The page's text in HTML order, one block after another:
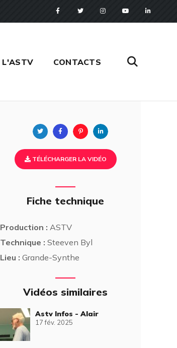
L'ASTV CONTACTS
Twitter FacebookPinterest
TÉLÉCHARGER LA VIDÉO
Fiche technique
Production : ASTV
Technique : Steeven Byl
Lieu : Grande-Synthe
Vidéos similaires
Astv Infos - Alair
17 fév. 2025